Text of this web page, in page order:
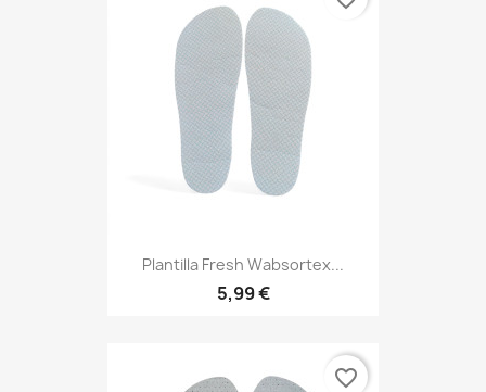
Plantilla Fresh Wabsortex...
5,99 €
favorite_border